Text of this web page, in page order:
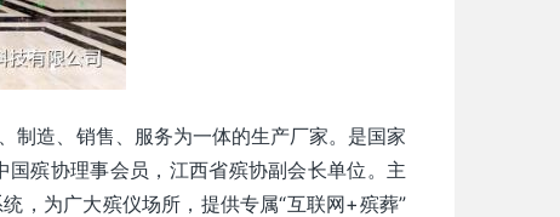
制造、销售、服务为一体的生产厂家。是国家
国殡协理事会员，江西省殡协副会长单位。主
，为广大殡仪场所，提供专属“互联网+殡葬”